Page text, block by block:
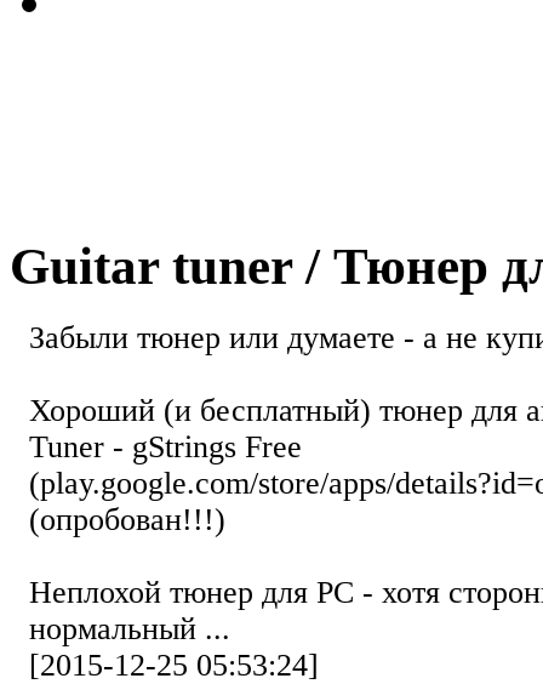
Guitar tuner / Тюнер
Забыли тюнер или думаете - а не
Хороший (и бесплатный) тюнер для
Tuner - gStrings Free
(play.google.com/store/apps/
(опробован!!!)
Неплохой тюнер для РС - хотя
нормальный ...
[2015-12-25 05:53:24]